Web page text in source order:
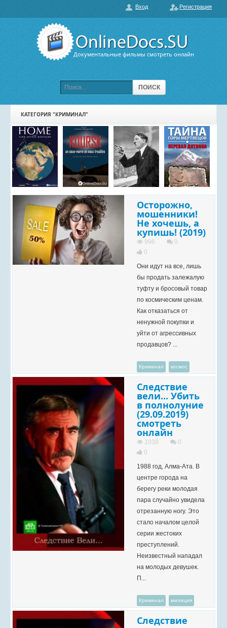
Документальные фильмы смотреть онлайн
ПОИСК
О нас
Вход Регистрация
ПОПУЛЯРНЫЕ
ПОДБОРКИ ФИЛЬМОВ
КАРТА САЙТА
КОНТАКТЫ
КАТЕГОРИЯ "КРИМИНАЛ"
Осторожно,
мошенники!
Не хочешь, а
купишь! (2019)
996
0
0
Они идут на все, лишь
бы продать залежалую
туфту и бросовый товар
по космическим ценам.
Как отказаться от
ненужной покупки и
уйти от агрессивных
продавцов? ...
Криминал космос
Следствие
вели... Убить
в полнолуние
(29.09.2019)
смотреть
онлайн
1038
0
0
1988 год, Алма-Ата. В
центре города на
берегу реки молодая
пара случайно увидела
отрезанную ногу. Это
стало началом целой
серии жестоких
преступлений.
Неизвестный нападал
на молодых девушек.
П...
Криминал милиция
Следствие